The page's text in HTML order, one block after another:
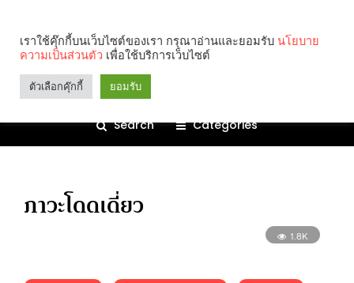
Search Categories
ภาวะโดดเดี่ยว
1.8K
เราใช้คุ๊กกี้บนเว็บไซต์ของเรา กรุณาอ่านและยอมรับ นโยบาย
ความเป็นส่วนตัว เพื่อใช้บริการเว็บไซต์
ตัวเลือกคุ๊กกี้ ยอมรับ